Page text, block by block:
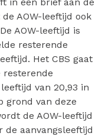
AOW-leeftijd ook
AOW-leeftijd is
resterende
Het CBS gaat
resterende
van 20,93 in
grond van deze
de AOW-leeftijd
de aanvangsleeftijd